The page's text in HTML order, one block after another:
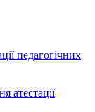
педагогічних
атестації